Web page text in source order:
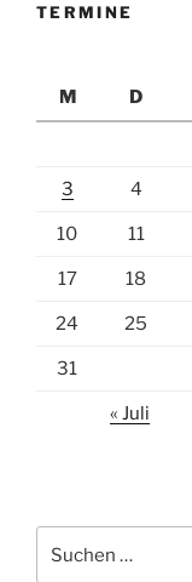
TERMINE
M
D
3 4
10 11
17 18
24 25
31
« Juli
nach: